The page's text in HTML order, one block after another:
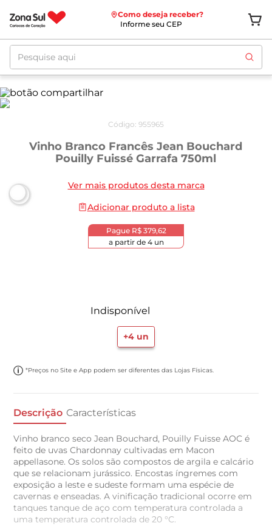
Como deseja receber?
Informe seu CEP
Pesquise aqui
Código: 955965
Vinho Branco Francês Jean Bouchard
Pouilly Fuissé Garrafa 750ml
Ver mais produtos desta marca
Adicionar produto a lista
Pague R$ 379,62
a partir de 4un
Indisponível
+4 un
*Preços no Site e App podem ser diferentes das Lojas Físicas.
Descrição Características
Vinho branco seco Jean Bouchard, Pouilly Fuisse AOC é
feito de uvas Chardonnay cultivadas em Macon
appellasone. Os solos são compostos de argila e calcário
que se relacionam jurássico. Encostas íngremes com
exposição a leste e sudeste formam uma espécie de
cavernas e enseadas. A vinificação tradicional ocorre em
tanques tanque de aço com temperatura controlada a
uma temperatura controlada de 20 °C.